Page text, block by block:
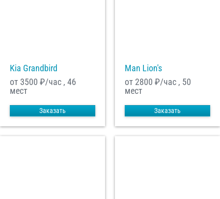
Kia Grandbird
от 3500 ₽/час , 46
мест
Заказать
Man Lion's
от 2800 ₽/час , 50
мест
Заказать